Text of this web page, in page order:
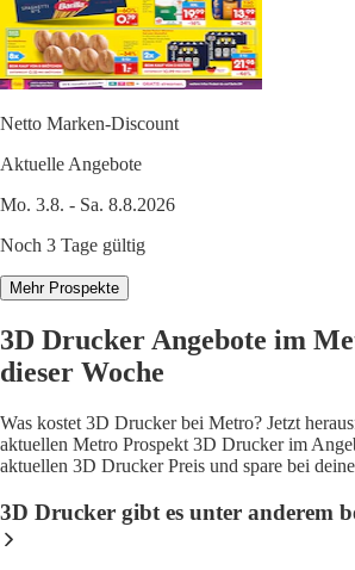
Netto Marken-Discount
Aktuelle Angebote
Mo. 3.8. - Sa. 8.8.2026
Noch 3 Tage gültig
Mehr Prospekte
3D Drucker Angebote im
dieser Woche
Was kostet 3D Drucker bei Metro? Jetzt
aktuellen Metro Prospekt 3D Drucker im
aktuellen 3D Drucker Preis und spare bei
3D Drucker gibt es unter anderem